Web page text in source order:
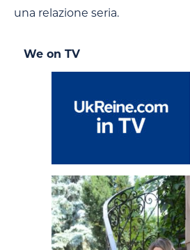
una relazione seria.
We on TV